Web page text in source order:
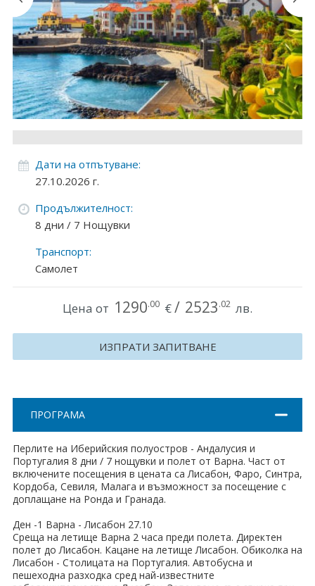
Круизи
Уикенд програми
ДЕСТИНАЦИИ
Египет
България
Румъния
Хърватия
Гърция
Австрия
Сърбия - E-Tours
Турция
Испания
Франция
Дати на отпътуване:
27.10.2026 г.
Продължителност:
8 дни / 7 Нощувки
Транспорт:
Самолет
Цена от 1290.00 €/ 2523.02 лв.
ИЗПРАТИ ЗАПИТВАНЕ
ПРОГРАМА
Перлите на Иберийския полуостров - Андалусия и
Португалия 8 дни / 7 нощувки и полет от Варна. Част от
включените посещения в цената са Лисабон, Фаро, Синтра,
Кордоба, Севиля, Малага и възможност за посещение с
доплащане на Ронда и Гранада.
Ден -1 Варна - Лисабон 27.10
Среща на летище Варна 2 часа преди полета. Директен
полет до Лисабон. Кацане на летище Лисабон. Обиколка на
Лисабон - Столицата на Португалия. Автобусна и
пешеходна разходка сред най-известните